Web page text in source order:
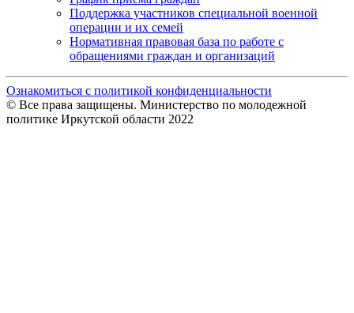
Поддержка участников специальной военной
операции и их семей
Нормативная правовая база по работе с
обращениями граждан и организаций
Ознакомиться с политикой конфиденциальности
© Все права защищены. Министерство по молодежной
политике Иркутской области 2022